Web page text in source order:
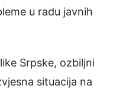
u radu javnih
Srpske, ozbiljni
situacija na